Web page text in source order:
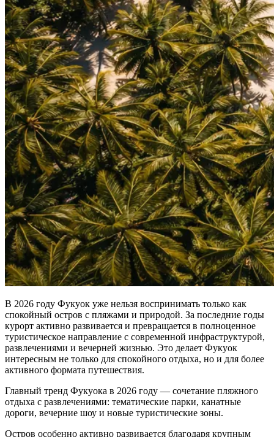
В 2026 году Фукуок уже нельзя воспринимать только как
спокойный остров с пляжами и природой. За последние годы
курорт активно развивается и превращается в полноценное
туристическое направление с современной инфраструктурой,
развлечениями и вечерней жизнью. Это делает Фукуок
интересным не только для спокойного отдыха, но и для более
активного формата путешествия.
Главный тренд Фукуока в 2026 году — сочетание пляжного
отдыха с развлечениями: тематические парки, канатные
дороги, вечерние шоу и новые туристические зоны.
Остров особенно активно развивается благодаря крупным